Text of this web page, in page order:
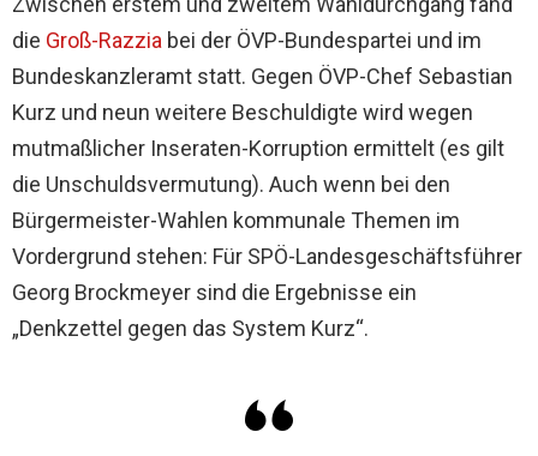
die Groß-Razzia bei der ÖVP-Bundespartei und im
Bundeskanzleramt statt. Gegen ÖVP-Chef Sebastian
Kurz und neun weitere Beschuldigte wird wegen
mutmaßlicher Inseraten-Korruption ermittelt (es gilt
die Unschuldsvermutung). Auch wenn bei den
Bürgermeister-Wahlen kommunale Themen im
Vordergrund stehen: Für SPÖ-Landesgeschäftsführer
Georg Brockmeyer sind die Ergebnisse ein
„Denkzettel gegen das System Kurz“.